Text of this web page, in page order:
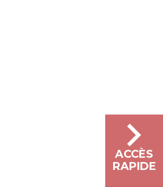
ACCÈS
RAPIDE